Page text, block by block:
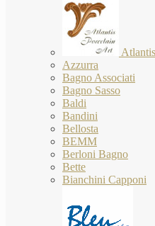
Azzurra
Bagno Associati
Bagno Sasso
Baldi
Bandini
Bellosta
BEMM
Berloni Bagno
Bette
Bianchini Capponi